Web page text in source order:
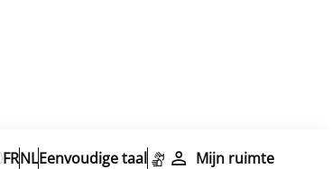
FRNLEenvoudige taal Mijn ruimte